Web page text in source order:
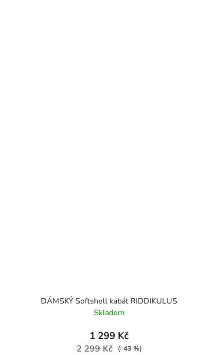
DÁMSKÝ Softshell kabát RIDDIKULUS
Skladem
1 299 Kč
2 299 Kč (–43 %)